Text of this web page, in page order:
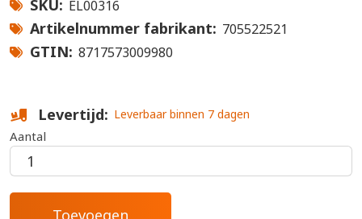
SKU EL00316
Artikelnummer fabrikant 705522521
GTIN 8717573009980
Levertijd Leverbaar binnen 7 dagen
Aantal